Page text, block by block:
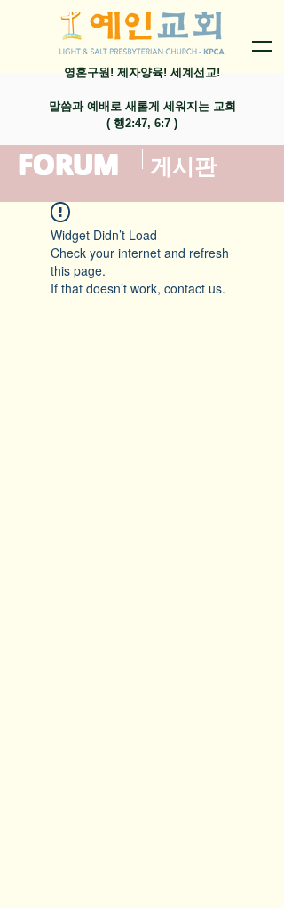
영혼구원! 제자양육! 세계선교!
말씀과 예배로 새롭게 세워지는 교회
​( 행2:47, 6:7 )
FORUM ​게시판
Widget Didn’t Load
Check your internet and refresh
this page.
If that doesn’t work, contact us.